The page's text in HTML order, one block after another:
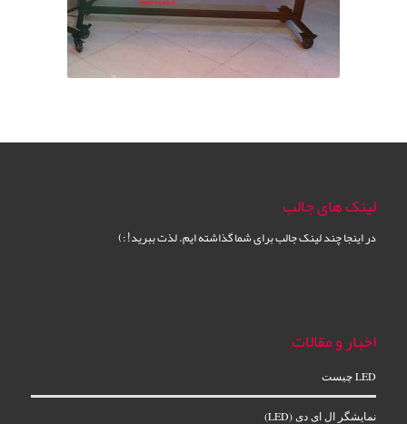
لینک های جالب
در اینجا چند لینک جالب برای شما گذاشته ایم. لذت ببرید! :)
اخبار و مقالات
LED چیست
نمایشگر ال‌ ای‌ دی (LED)